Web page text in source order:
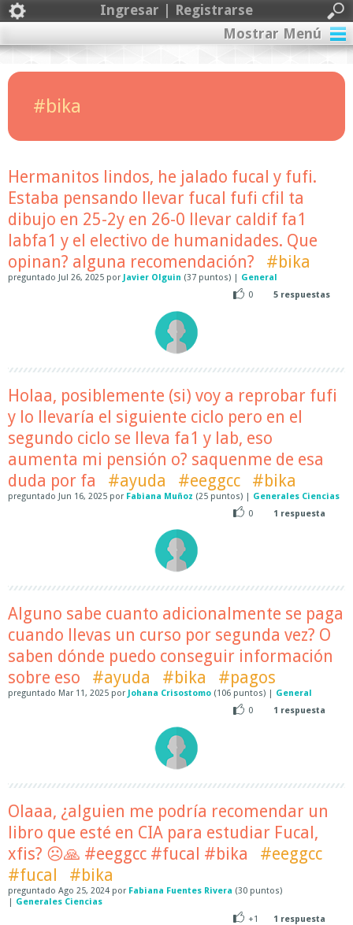
Ingresar | Registrarse
Mostrar Menú
#bika
Hermanitos lindos, he jalado fucal y fufi.
Estaba pensando llevar fucal fufi cfil ta
dibujo en 25-2y en 26-0 llevar caldif fa1
labfa1 y el electivo de humanidades. Que
opinan? alguna recomendación?
#bika
preguntado Jul 26, 2025 por Javier Olguin (37 puntos) | General
0
5 respuestas
Holaa, posiblemente (si) voy a reprobar fufi
y lo llevaría el siguiente ciclo pero en el
segundo ciclo se lleva fa1 y lab, eso
aumenta mi pensión o? saquenme de esa
duda por fa
#ayuda #eeggcc #bika
preguntado Jun 16, 2025 por Fabiana Muñoz (25 puntos) | Generales Ciencias
0
1 respuesta
Alguno sabe cuanto adicionalmente se paga
cuando llevas un curso por segunda vez? O
saben dónde puedo conseguir información
sobre eso
#ayuda #bika #pagos
preguntado Mar 11, 2025 por Johana Crisostomo (106 puntos) | General
0
1 respuesta
Olaaa, ¿alguien me podría recomendar un
libro que esté en CIA para estudiar Fucal,
xfis? ☹️🙏 #eeggcc #fucal #bika
#eeggcc
#fucal
#bika
preguntado Ago 25, 2024 por Fabiana Fuentes Rivera (30 puntos)
| Generales Ciencias
+1
1 respuesta